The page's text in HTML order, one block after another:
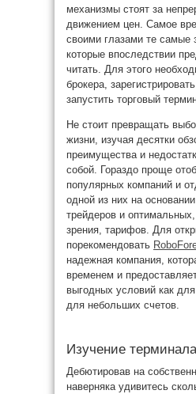
механизмы стоят за
движением цен. Самое
своими глазами те самые
которые впоследствии
читать. Для этого
брокера,
запустить торговый
Не стоит превращать
жизни, изучая десятки
преимущества и
собой. Гораздо проще
популярных компаний и
одной из них на
трейдеров и
зрения, тарифов. Для
порекомендовать
надежная компания,
временем и
выгодных условий как
для небольших счетов.
Изучение терминала
Дебютировав на
наверняка удивитесь